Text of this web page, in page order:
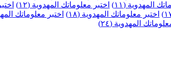
المهدوية (١١) اختبر معلوماتك المهدوية (١٢)
اختبر معلوماتك المهدوية (١٨) اختبر معلوماتك
المهدوية (٢٤)